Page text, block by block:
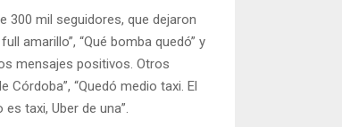
300 mil seguidores, que dejaron
amarillo”, “Qué bomba quedó” y
mensajes positivos. Otros
“Quedó medio taxi. El
taxi, Uber de una”.